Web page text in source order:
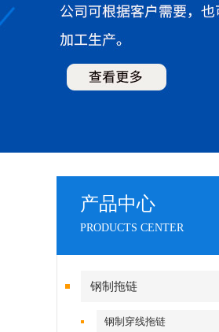
产品中心
PRODUCTS CENTER
钢制拖链
钢制穿线拖链